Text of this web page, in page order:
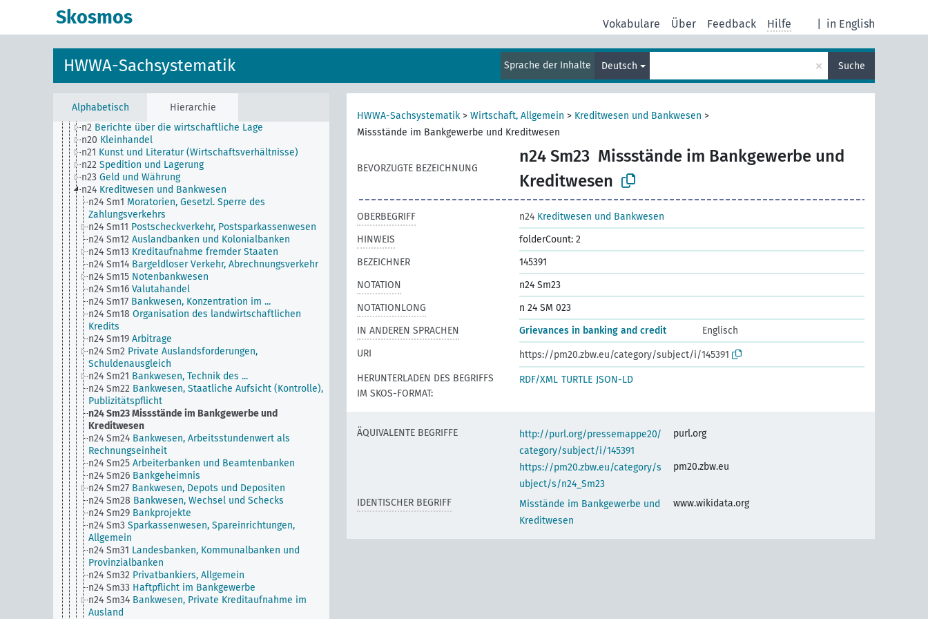
Skosmos in English
Vokabulare Über Feedback Hilfe
HWWA-Sachsystematik Sprache der Inhalte Deutsch × Suche
Alphabetisch Hierarchie
n12 Bergbau
n16 Gewerkschaftswesen, Arbeiterorganisationen
n18 Handel
n19
n2 Berichte über die wirtschaftliche Lage
n20 Kleinhandel
n21 Kunst und Literatur (Wirtschaftsverhältnisse)
n22 Spedition und Lagerung
n23 Geld und Währung
n24 Kreditwesen und Bankwesen
n24 Sm1 Moratorien, Gesetzl. Sperre des
Zahlungsverkehrs
n24 Sm11 Postscheckverkehr, Postsparkassenwesen
n24 Sm12 Auslandbanken und Kolonialbanken
n24 Sm13 Kreditaufnahme fremder Staaten
n24 Sm14 Bargeldloser Verkehr, Abrechnungsverkehr
n24 Sm15 Notenbankwesen
n24 Sm16 Valutahandel
n24 Sm17 Bankwesen, Konzentration im ...
n24 Sm18 Organisation des landwirtschaftlichen
Kredits
n24 Sm19 Arbitrage
n24 Sm2 Private Auslandsforderungen,
Schuldenausgleich
n24 Sm21 Bankwesen, Technik des ...
n24 Sm22 Bankwesen, Staatliche Aufsicht (Kontrolle),
Publizitätspflicht
n24 Sm23Missstände im Bankgewerbe und
Kreditwesen
n24 Sm24 Bankwesen, Arbeitsstundenwert als
Rechnungseinheit
n24 Sm25 Arbeiterbanken und Beamtenbanken
n24 Sm26 Bankgeheimnis
n24 Sm27 Bankwesen, Depots und Depositen
n24 Sm28 Bankwesen, Wechsel und Schecks
n24 Sm29 Bankprojekte
n24 Sm3 Sparkassenwesen, Spareinrichtungen,
Allgemein
n24 Sm31 Landesbanken, Kommunalbanken und
Provinzialbanken
n24 Sm32 Privatbankiers, Allgemein
n24 Sm33 Haftpflicht im Bankgewerbe
n24 Sm34 Bankwesen, Private Kreditaufnahme im
Ausland
HWWA-Sachsystematik > Wirtschaft, Allgemein > Kreditwesen und Bankwesen >
Missstände im Bankgewerbe und Kreditwesen
BEVORZUGTE BEZEICHNUNG
n24 Sm23 Missstände im Bankgewerbe und
Kreditwesen
OBERBEGRIFF n24 Kreditwesen und Bankwesen
HINWEIS
folderCount: 2
BEZEICHNER
145391
NOTATION
n24 Sm23
NOTATIONLONG
n 24 SM 023
IN ANDEREN SPRACHEN
Grievances in banking and credit
Englisch
URI
https://pm20.zbw.eu/category/subject/i/145391
HERUNTERLADEN DES BEGRIFFS
IM SKOS-FORMAT:
RDF/XML TURTLE JSON-LD
ÄQUIVALENTE BEGRIFFE
http://purl.org/pressemappe20/
category/subject/i/145391
purl.org
https://pm20.zbw.eu/category/s
ubject/s/n24_Sm23
pm20.zbw.eu
IDENTISCHER BEGRIFF
Misstände im Bankgewerbe und
Kreditwesen
www.wikidata.org